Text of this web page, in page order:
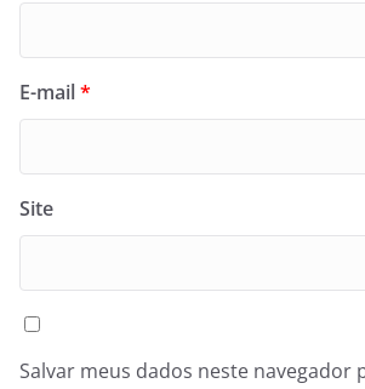
E-mail*
Site
Salvar meus dados neste navegador